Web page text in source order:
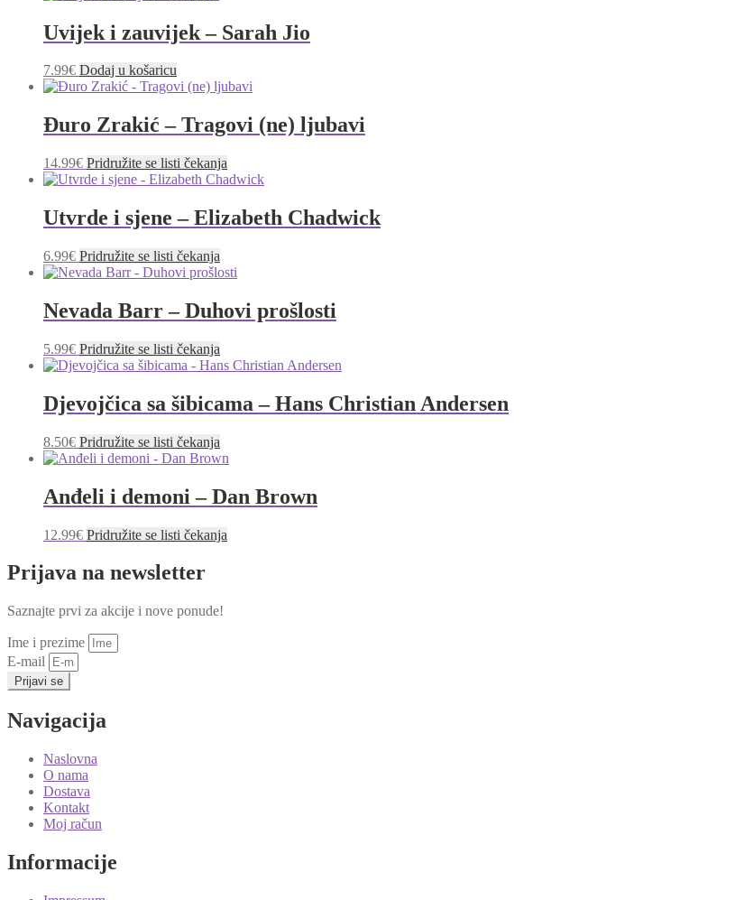
Uvijek i zauvijek – Sarah Jio
7.99€ Dodaj u košaricu
Đuro Zrakić – Tragovi (ne) ljubavi
14.99€ Pridružite se listi čekanja
Utvrde i sjene – Elizabeth Chadwick
6.99€ Pridružite se listi čekanja
Nevada Barr – Duhovi prošlosti
5.99€ Pridružite se listi čekanja
Djevojčica sa šibicama – Hans Christian Andersen
8.50€ Pridružite se listi čekanja
Anđeli i demoni – Dan Brown
12.99€ Pridružite se listi čekanja
Prijava na newsletter
Saznajte prvi za akcije i nove ponude!
Ime i prezime
E-mail
Prijavi se
Navigacija
Naslovna
O nama
Dostava
Kontakt
Moj račun
Informacije